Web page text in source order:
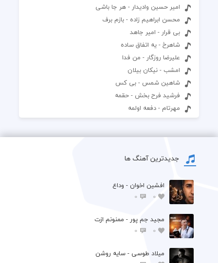
امیر حسین وادیدار - هر جا باشی
محسن ابراهیم زاده - بازم برف
بی قرار - امیر جاهد
شاهرخ - یه اتفاق ساده
علیرضا روزگار - من فدا
امشب - نیکان بیلان
شاهین شمس - بی کس
فرشید فرح بخش - حقمه
مهرتام - دفعه اولمه
جدیدترین آهنگ ها
افشين اخوان - وداع
0
0
مجید جم پور - ممنونم ازت
0
0
میلاد طوسی - سایه روشن